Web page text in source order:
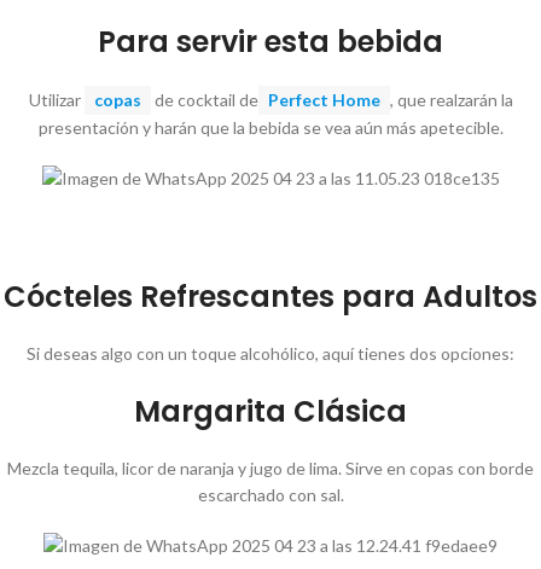
Para servir esta bebida
Utilizar copas de cocktail de Perfect Home , que realzarán la
presentación y harán que la bebida se vea aún más apetecible.
Cócteles Refrescantes para Adultos
Si deseas algo con un toque alcohólico, aquí tienes dos opciones:
Margarita Clásica
Mezcla tequila, licor de naranja y jugo de lima. Sirve en copas con borde
escarchado con sal.